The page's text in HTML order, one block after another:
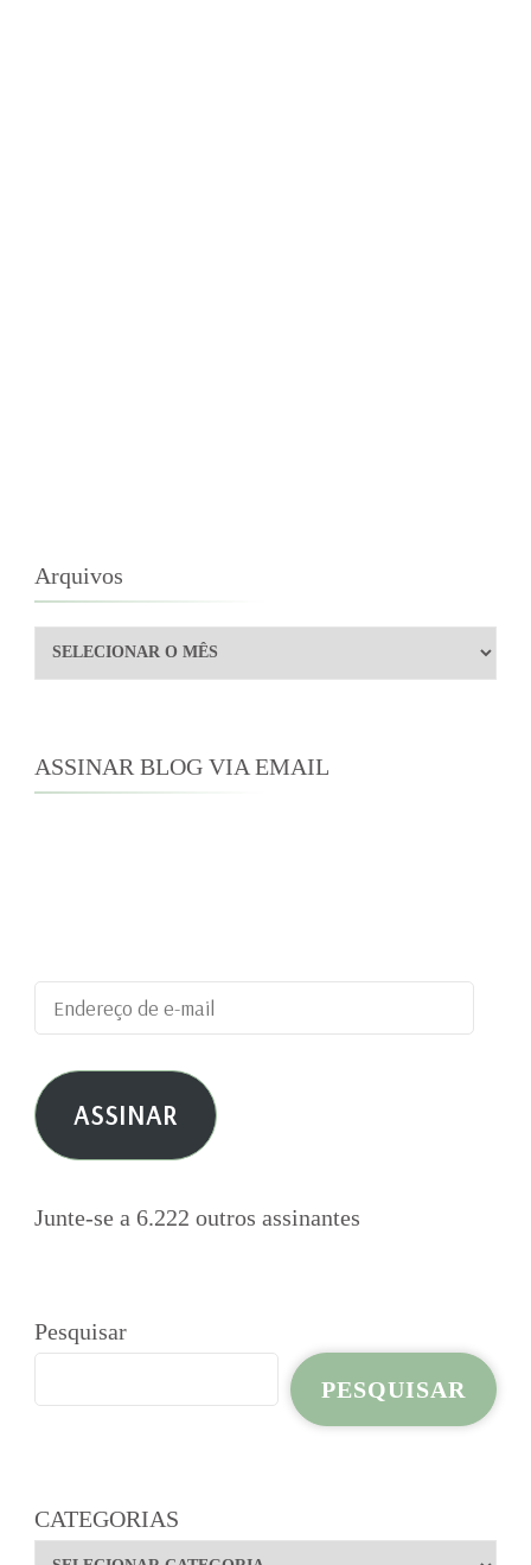
Arquivos
Arquivos
ASSINAR BLOG VIA EMAIL
Endereço
de
e-
mail ASSINAR
Junte-se a 6.222 outros assinantes
Pesquisar
PESQUISAR
CATEGORIAS